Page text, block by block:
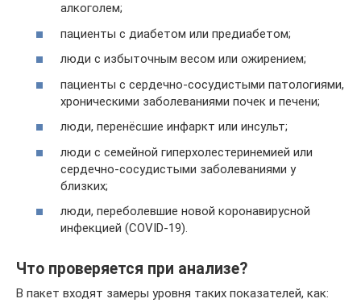
алкоголем;
пациенты с диабетом или предиабетом;
люди с избыточным весом или ожирением;
пациенты с сердечно-сосудистыми патологиями,
хроническими заболеваниями почек и печени;
люди, перенёсшие инфаркт или инсульт;
люди с семейной гиперхолестеринемией или
сердечно-сосудистыми заболеваниями у
близких;
люди, переболевшие новой коронавирусной
инфекцией (COVID-19).
Что проверяется при анализе?
В пакет входят замеры уровня таких показателей, как: